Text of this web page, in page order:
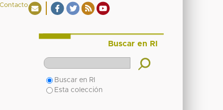
Contacto
Buscar en RI
Buscar en RI
Esta colección